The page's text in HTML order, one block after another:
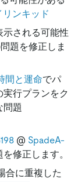
リンキッド
される可能性
題を修正しま
間と運命でパ
行プランをク
問題
@ SpadeA-
修正します。
合に重複した